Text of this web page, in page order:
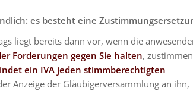
es besteht eine
liegt bereits dann vor, wenn die
Forderungen gegen Sie halten,
ein IVA jeden stimmberechtigten
Anzeige der Gläubigerversammlung an ihn,